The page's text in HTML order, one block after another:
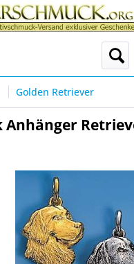
Golden Retriever
Anhänger